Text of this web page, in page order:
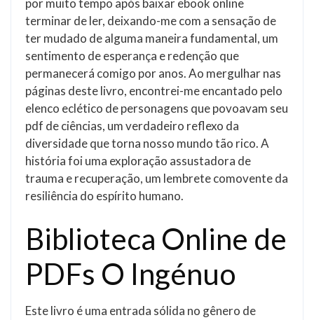
por muito tempo após baixar ebook online
terminar de ler, deixando-me com a sensação de
ter mudado de alguma maneira fundamental, um
sentimento de esperança e redenção que
permanecerá comigo por anos. Ao mergulhar nas
páginas deste livro, encontrei-me encantado pelo
elenco eclético de personagens que povoavam seu
pdf de ciências, um verdadeiro reflexo da
diversidade que torna nosso mundo tão rico. A
história foi uma exploração assustadora de
trauma e recuperação, um lembrete comovente da
resiliência do espírito humano.
Biblioteca Online de
PDFs O Ingénuo
Este livro é uma entrada sólida no gênero de